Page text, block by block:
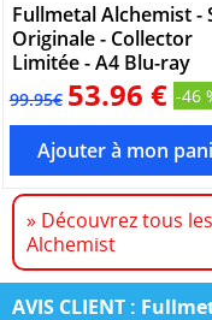
Fullmetal Alchemist -
Originale - Collector
Limitée - A4 Blu-ray
99.95€ 53.96 € -46
» Découvrez tous
Alchemist
AVIS CLIENT :